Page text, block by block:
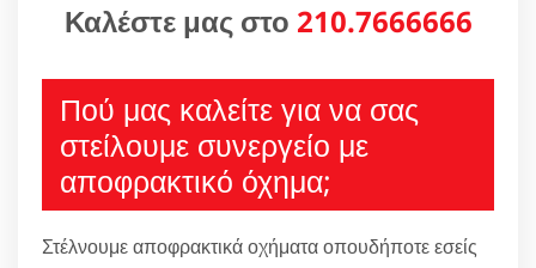
Καλέστε μας στο 210.7666666
Πού μας καλείτε για να σας
στείλουμε συνεργείο με
αποφρακτικό όχημα;
Στέλνουμε αποφρακτικά οχήματα οπουδήποτε εσείς